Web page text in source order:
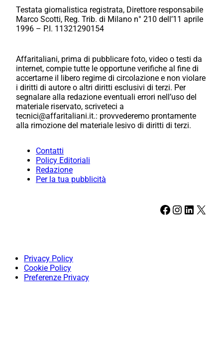
Testata giornalistica registrata, Direttore responsabile
Marco Scotti, Reg. Trib. di Milano n° 210 dell’11 aprile
1996 – P.I. 11321290154
Affaritaliani, prima di pubblicare foto, video o testi da
internet, compie tutte le opportune verifiche al fine di
accertarne il libero regime di circolazione e non violare
i diritti di autore o altri diritti esclusivi di terzi. Per
segnalare alla redazione eventuali errori nell’uso del
materiale riservato, scriveteci a
tecnici@affaritaliani.it.: provvederemo prontamente
alla rimozione del materiale lesivo di diritti di terzi.
Contatti
Policy Editoriali
Redazione
Per la tua pubblicità
Facebook Instagram LinkedIn X
Privacy Policy
Cookie Policy
Preferenze Privacy